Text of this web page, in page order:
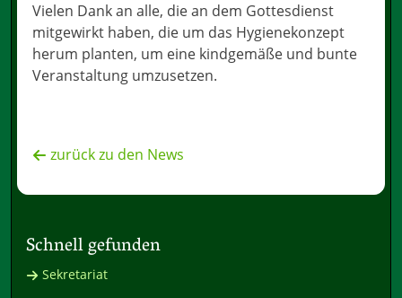
Vielen Dank an alle, die an dem Gottesdienst
mitgewirkt haben, die um das Hygienekonzept
herum planten, um eine kindgemäße und bunte
Veranstaltung umzusetzen.
zurück zu den News
Schnell gefunden
Sekretariat